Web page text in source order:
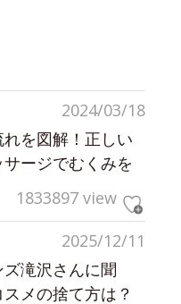
2024/03/18
れを図解！正しい
サージでむくみを
1833897 view
2025/12/11
滝沢さんに聞
メの捨て方は？